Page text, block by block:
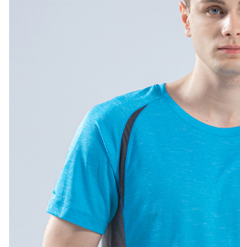
每筆NT$100，滿NT$699(含以上)免運費
每筆NT$100，滿NT$699(含以上)免運費
付款後門市自取
貨到付款
每筆NT$100，滿NT$699(含以上)免運費